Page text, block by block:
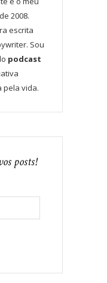
2008.
escrita
Sou
podcast
pela vida.
posts!